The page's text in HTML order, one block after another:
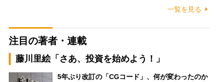
一覧を見る
注目の著者・連載
藤川里絵「さあ、投資を始めよう！」
5年ぶり改訂の「CGコード」、何が変わったのか